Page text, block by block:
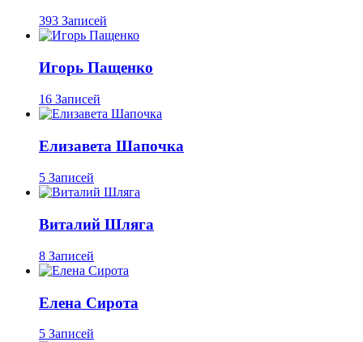
393 Записей
Игорь Пащенко
16 Записей
Елизавета Шапочка
5 Записей
Виталий Шляга
8 Записей
Елена Сирота
5 Записей